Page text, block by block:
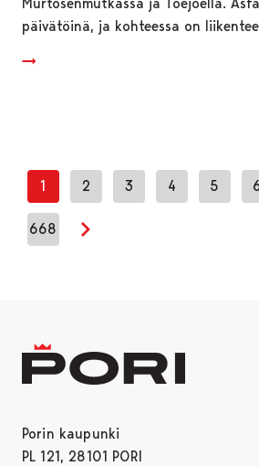
päivätöinä, ja kohteessa on
1 2 3 4 5
668
Porin kaupunki
PL 121, 28101 PORI